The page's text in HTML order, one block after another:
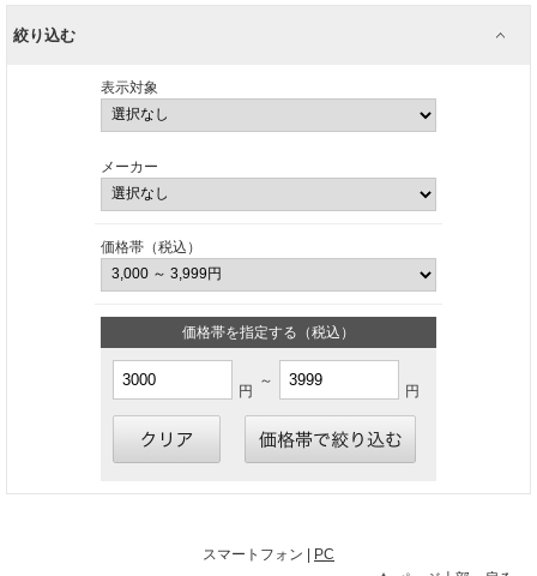
絞り込む
表示対象
メーカー
価格帯（税込）
価格帯を指定する（税込）
円
～
円
スマートフォン | PC